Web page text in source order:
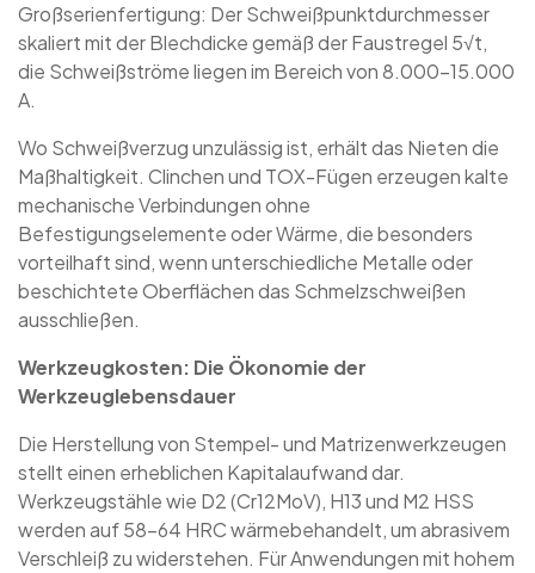
Großserienfertigung: Der Schweißpunktdurchmesser
skaliert mit der Blechdicke gemäß der Faustregel 5√t,
die Schweißströme liegen im Bereich von 8.000–15.000
A.
Wo Schweißverzug unzulässig ist, erhält das Nieten die
Maßhaltigkeit. Clinchen und TOX-Fügen erzeugen kalte
mechanische Verbindungen ohne
Befestigungselemente oder Wärme, die besonders
vorteilhaft sind, wenn unterschiedliche Metalle oder
beschichtete Oberflächen das Schmelzschweißen
ausschließen.
Werkzeugkosten: Die Ökonomie der
Werkzeuglebensdauer
Die Herstellung von Stempel- und Matrizenwerkzeugen
stellt einen erheblichen Kapitalaufwand dar.
Werkzeugstähle wie D2 (Cr12MoV), H13 und M2 HSS
werden auf 58–64 HRC wärmebehandelt, um abrasivem
Verschleiß zu widerstehen. Für Anwendungen mit hohem